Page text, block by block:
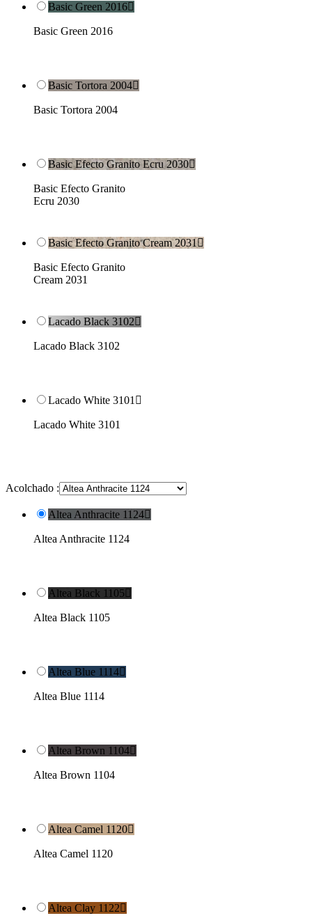
Basic Green 2016
Basic Green 2016
Basic Tortora 2004
Basic Tortora 2004
Basic Efecto Granito Ecru 2030
Basic Efecto Granito
Ecru 2030
Basic Efecto Granito Cream 2031
Basic Efecto Granito
Cream 2031
Lacado Black 3102
Lacado Black 3102
Lacado White 3101 
Lacado White 3101
Acolchado :
Altea Anthracite 1124
Altea Anthracite 1124
Altea Black 1105
Altea Black 1105
Altea Blue 1114
Altea Blue 1114
Altea Brown 1104
Altea Brown 1104
Altea Camel 1120
Altea Camel 1120
Altea Clay 1122